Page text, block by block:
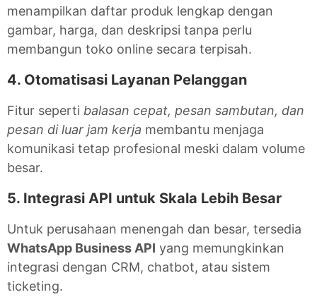
menampilkan daftar produk lengkap dengan
gambar, harga, dan deskripsi tanpa perlu
membangun toko online secara terpisah.
4. Otomatisasi Layanan Pelanggan
Fitur seperti balasan cepat, pesan sambutan, dan
pesan di luar jam kerja membantu menjaga
komunikasi tetap profesional meski dalam volume
besar.
5. Integrasi API untuk Skala Lebih Besar
Untuk perusahaan menengah dan besar, tersedia
WhatsApp Business API yang memungkinkan
integrasi dengan CRM, chatbot, atau sistem
ticketing.